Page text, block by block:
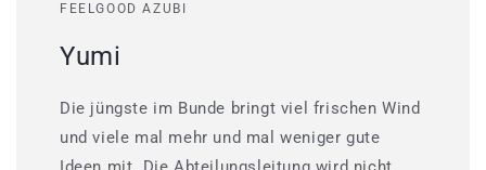
FEELGOOD AZUBI
Yumi
Die jüngste im Bunde bringt viel frischen Wind
und viele mal mehr und mal weniger gute